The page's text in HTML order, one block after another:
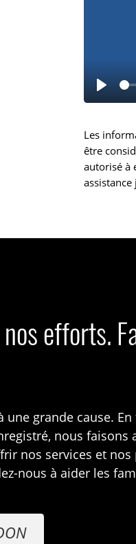
L
r
e
Les
être
autorisé à
efforts.
une grande cause.
nous faisons
nos services et
nous à aider les